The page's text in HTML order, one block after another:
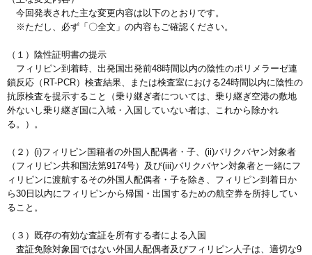
今回発表された主な変更内容は以下のとおりです。
※ただし、必ず「〇全文」の内容もご確認ください。
（１）陰性証明書の提示
フィリピン到着時、出発国出発前48時間以内の陰性のポリメラーゼ連
鎖反応（RT-PCR）検査結果、または検査室における24時間以内に陰性の
抗原検査を提示すること（乗り継ぎ者については、乗り継ぎ空港の敷地
外ないし乗り継ぎ国に入域・入国していない者は、これから除かれ
る。）。
（２）(i)フィリピン国籍者の外国人配偶者・子、(ii)バリクバヤン対象者
（フィリピン共和国法第9174号）及び(iii)バリクバヤン対象者と一緒にフ
ィリピンに渡航するその外国人配偶者・子を除き、フィリピン到着日か
ら30日以内にフィリピンから帰国・出国するための航空券を所持してい
ること。
（３）既存の有効な査証を所有する者による入国
査証免除対象国ではない外国人配偶者及びフィリピン人子は、適切な9